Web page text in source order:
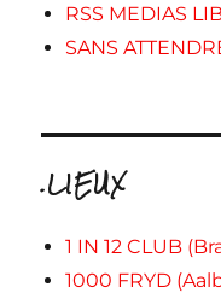
RSS MEDIAS
SANS
.LIEUX
1 IN 12 CLUB
1000 FRYD